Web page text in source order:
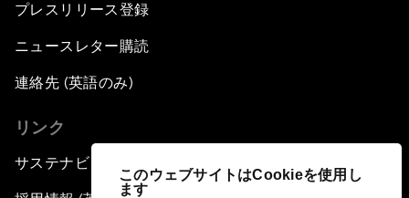
このウェブサイトはCookieを使用し
ます
プレスリリース登録
ニュースレター購読
連絡先 (英語のみ)
リンク
サステナビリティへの取り組み